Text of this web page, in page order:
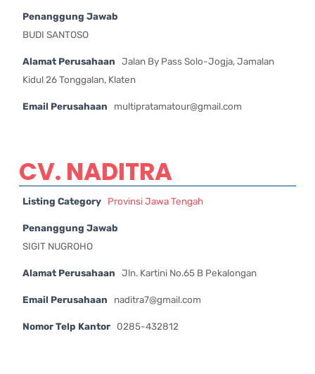
Penanggung Jawab
BUDI SANTOSO
Alamat Perusahaan
Jalan By Pass Solo-Jogja, Jamalan
Kidul 26 Tonggalan, Klaten
Email Perusahaan multipratamatour@gmail.com
CV. NADITRA
Listing Category Provinsi Jawa Tengah
Penanggung Jawab
SIGIT NUGROHO
Alamat Perusahaan Jln. Kartini No.65 B Pekalongan
Email Perusahaan naditra7@gmail.com
Nomor Telp Kantor 0285-432812